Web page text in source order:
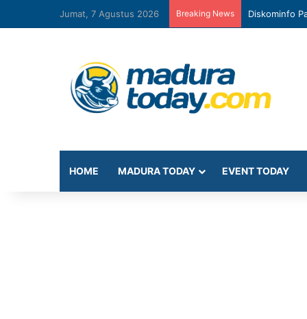
Jumat, 7 Agustus 2026 Breaking News Diskominfo
HOME MADURA TODAY EVENT TODAY